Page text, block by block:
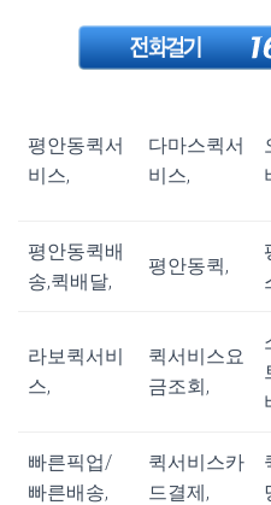
평안동퀵서
비스,
다마스퀵서
비스,
평안동퀵배
송,퀵배달,
평안동퀵,
라보퀵서비
스,
퀵서비스요
금조회,
빠른픽업/
빠른배송,
퀵서비스카
드결제,